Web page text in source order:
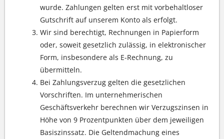
wurde. Zahlungen gelten erst mit vorbehaltloser
Gutschrift auf unserem Konto als erfolgt.
Wir sind berechtigt, Rechnungen in Papierform
oder, soweit gesetzlich zulässig, in elektronischer
Form, insbesondere als E-Rechnung, zu
übermitteln.
Bei Zahlungsverzug gelten die gesetzlichen
Vorschriften. Im unternehmerischen
Geschäftsverkehr berechnen wir Verzugszinsen in
Höhe von 9 Prozentpunkten über dem jeweiligen
Basiszinssatz. Die Geltendmachung eines